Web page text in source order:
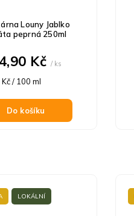
Louny Jablko
peprná 250ml
Kč / ks
/ 100 ml
Do košíku
LOKÁLNÍ